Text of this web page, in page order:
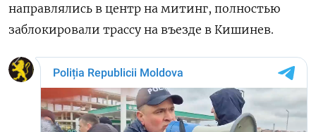
направлялись в центр на митинг, полностью
заблокировали трассу на въезде в Кишинев.